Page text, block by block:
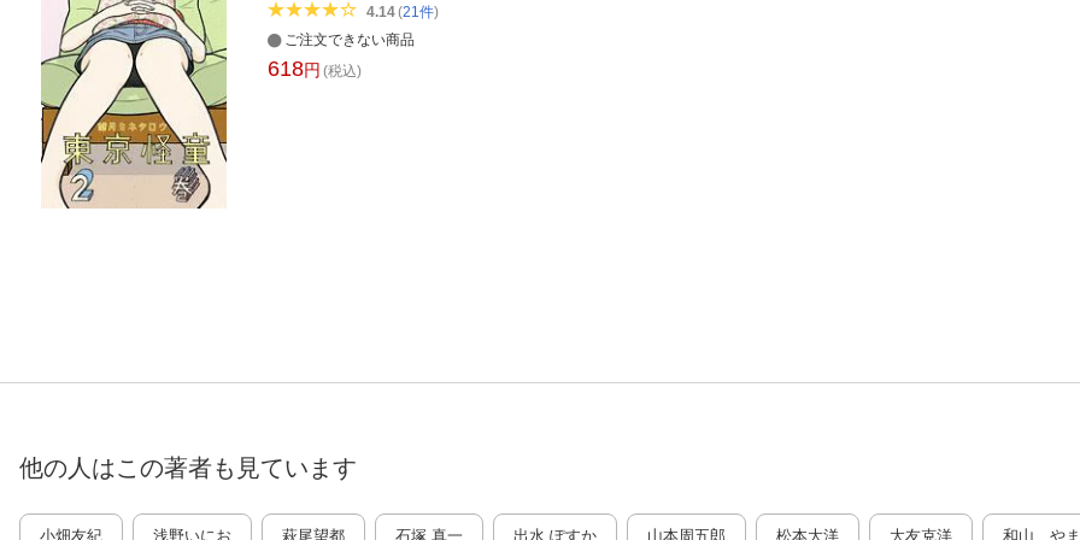
4.14(21件)
ご注文できない商品
618円 (税込)
他の人はこの著者も見ています
小畑友紀 浅野いにお 萩尾望都 石塚 真一 出水 ぽすか 山本周五郎 松本大洋 大友克洋 和山 やま